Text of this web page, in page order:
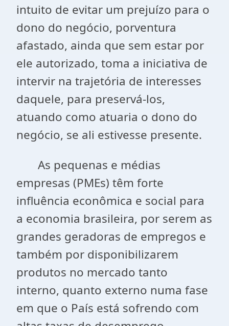
intuito de evitar um prejuízo para o
dono do negócio, porventura
afastado, ainda que sem estar por
ele autorizado, toma a iniciativa de
intervir na trajetória de interesses
daquele, para preservá-los,
atuando como atuaria o dono do
negócio, se ali estivesse presente.
As pequenas e médias
empresas (PMEs) têm forte
influência econômica e social para
a economia brasileira, por serem as
grandes geradoras de empregos e
também por disponibilizarem
produtos no mercado tanto
interno, quanto externo numa fase
em que o País está sofrendo com